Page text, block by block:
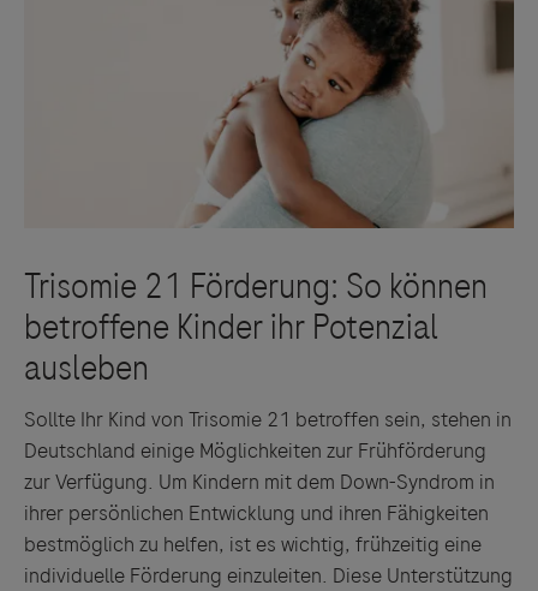
Sollte Ihr Kind von Trisomie 21 betroffen sein, stehen in
Deutschland einige Möglichkeiten zur Frühförderung
zur Verfügung. Um Kindern mit dem Down-Syndrom in
ihrer persönlichen Entwicklung und ihren Fähigkeiten
bestmöglich zu helfen, ist es wichtig, frühzeitig eine
individuelle Förderung einzuleiten. Diese Unterstützung